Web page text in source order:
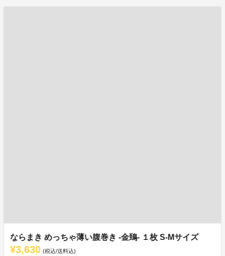
ならまき めっちゃ薄い腹巻き -金鵄- １枚 S-Mサイズ
¥3,630 (税込/送料込)